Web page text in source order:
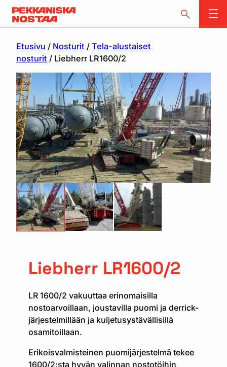
Etusivu / Nosturit / Tela-alustaiset
nosturit / Liebherr LR1600/2
Liebherr LR1600/2
LR 1600/2 vakuuttaa erinomaisilla
nostoarvoillaan, joustavilla puomi ja derrick-
järjestelmillään ja kuljetusystävällisillä
osamitoillaan.
Erikoisvalmisteinen puomijärjestelmä tekee
1600/2:sta hyvän valinnan nostotöihin